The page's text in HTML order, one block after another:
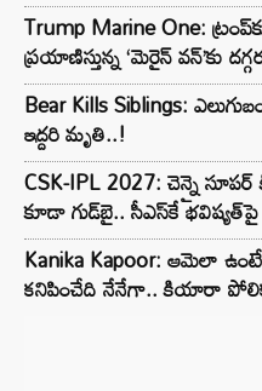
Trump Marine One:
ప్రయాణిస్తున్న ‘మెరైన్ వన్’కు
Bear Kills Siblings:
ఇద్దరి మృతి..!
CSK-IPL 2027: చెన్నై
కూడా గుడ్‌బై.. సీఎస్‌కే
Kanika Kapoor: ఆమెలా
కనిపించేది నేనేగా.. కియారా